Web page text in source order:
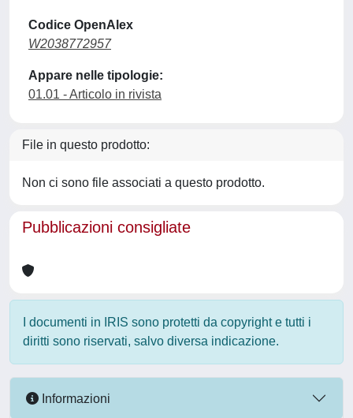
Codice OpenAlex
W2038772957
Appare nelle tipologie:
01.01 - Articolo in rivista
File in questo prodotto:
Non ci sono file associati a questo prodotto.
Pubblicazioni consigliate
I documenti in IRIS sono protetti da copyright e tutti i
diritti sono riservati, salvo diversa indicazione.
Informazioni